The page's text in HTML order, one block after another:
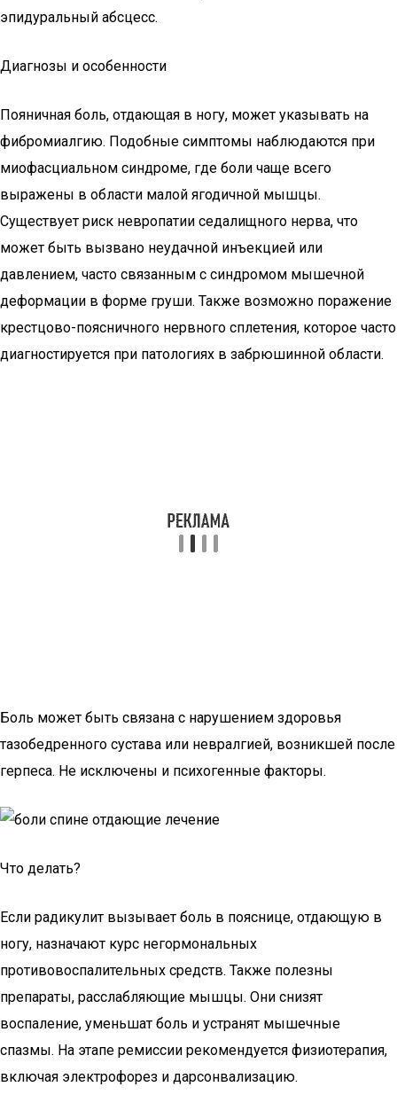
эпидуральный абсцесс.
Диагнозы и особенности
Пояничная боль, отдающая в ногу, может указывать на
фибромиалгию. Подобные симптомы наблюдаются при
миофасциальном синдроме, где боли чаще всего
выражены в области малой ягодичной мышцы.
Существует риск невропатии седалищного нерва, что
может быть вызвано неудачной инъекцией или
давлением, часто связанным с синдромом мышечной
деформации в форме груши. Также возможно поражение
крестцово-поясничного нервного сплетения, которое часто
диагностируется при патологиях в забрюшинной области.
Боль может быть связана с нарушением здоровья
тазобедренного сустава или невралгией, возникшей после
герпеса. Не исключены и психогенные факторы.
Что делать?
Если радикулит вызывает боль в пояснице, отдающую в
ногу, назначают курс негормональных
противовоспалительных средств. Также полезны
препараты, расслабляющие мышцы. Они снизят
воспаление, уменьшат боль и устранят мышечные
спазмы. На этапе ремиссии рекомендуется физиотерапия,
включая электрофорез и дарсонвализацию.